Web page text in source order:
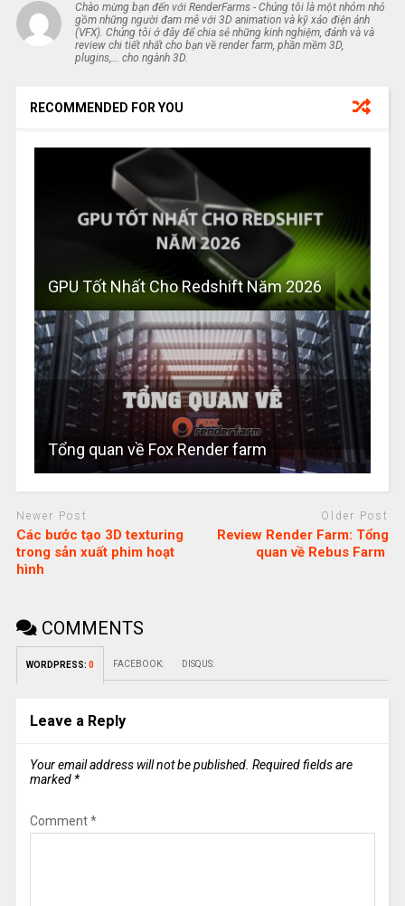
Chào mừng bạn đến với RenderFarms - Chúng tôi là một nhóm nhỏ
gồm những người đam mê với 3D animation và kỹ xảo điện ảnh
(VFX). Chúng tôi ở đây để chia sẻ những kinh nghiệm, đánh và và
review chi tiết nhất cho bạn về render farm, phần mềm 3D,
plugins,... cho ngành 3D.
RECOMMENDED FOR YOU
GPU Tốt Nhất Cho Redshift Năm 2026
Tổng quan về Fox Render farm
Newer Post
Các bước tạo 3D texturing
trong sản xuất phim hoạt
hình
Older Post
Review Render Farm: Tổng
quan về Rebus Farm
COMMENTS
WORDPRESS: 0 FACEBOOK: DISQUS:
Leave a Reply
Your email address will not be published. Required fields are
marked *
Comment*